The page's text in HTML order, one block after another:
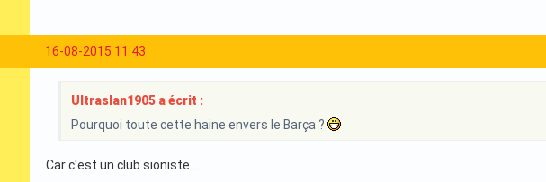
16-08-2015 11:43
Ultraslan1905 a écrit :
Pourquoi toute cette haine envers le Barça ?
Car c'est un club sioniste ...